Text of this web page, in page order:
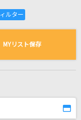
の一覧
MYリスト保存